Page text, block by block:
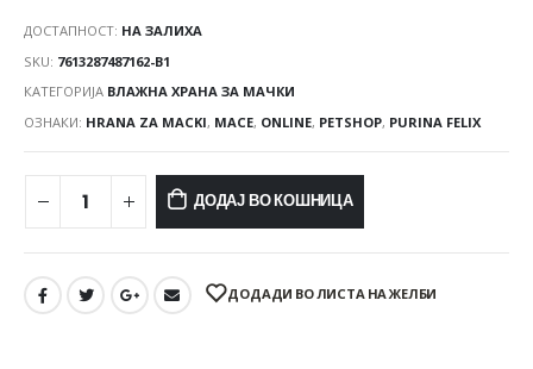
ДОСТАПНОСТ: НА ЗАЛИХА
SKU: 7613287487162-B1
КАТЕГОРИЈА ВЛАЖНА ХРАНА ЗА МАЧКИ
ОЗНАКИ: HRANA ZA MACKI, MACE, ONLINE, PETSHOP, PURINA FELIX
ДОДАЈ ВО КОШНИЦА
ДОДАДИ ВО ЛИСТА НА ЖЕЛБИ